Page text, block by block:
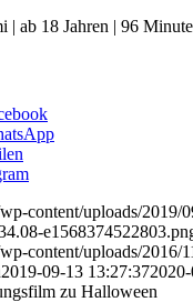
| ab 18 Jahren | 96
content/uploads/2019/
content/uploads/2016/
2019-09-13 13:27:372020-
zu Halloween